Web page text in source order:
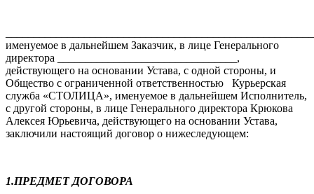
именуемое в дальнейшем Заказчик, в лице Генерального
директора ________________________________,
действующего на основании Устава, с одной стороны, и
Общество с ограниченной ответственностью Курьерская
служба «СТОЛИЦА», именуемое в дальнейшем Исполнитель,
с другой стороны, в лице Генерального директора Крюкова
Алексея Юрьевича, действующего на основании Устава,
заключили настоящий договор о нижеследующем:
1.ПРЕДМЕТ ДОГОВОРА